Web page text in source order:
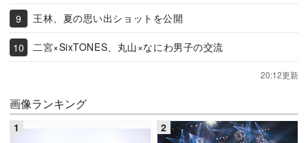
王林、夏の思い出ショットを公開
二宮×SixTONES、丸山×なにわ男子の交流
20:12更新
画像ランキング